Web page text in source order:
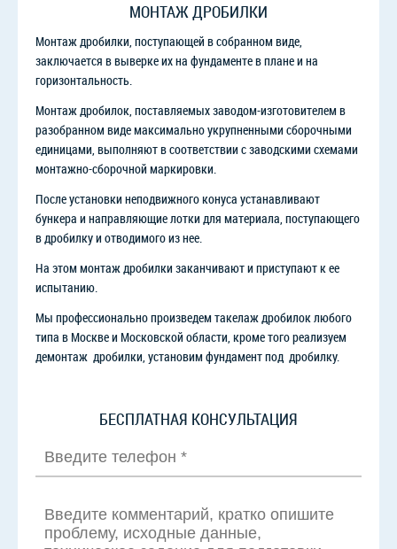
МОНТАЖ ДРОБИЛКИ
Монтаж дробилки, поступающей в собранном виде,
заключается в выверке их на фундаменте в плане и на
горизонтальность.
Монтаж дробилок, поставляемых заводом-изготовителем в
разобранном виде максимально укрупненными сборочными
единицами, выполняют в соответствии с заводскими схемами
монтажно-сборочной маркировки.
После установки неподвижного конуса устанавливают
бункера и направляющие лотки для материала, поступающего
в дробилку и отводимого из нее.
На этом монтаж дробилки заканчивают и приступают к ее
испытанию.
Мы профессионально произведем такелаж дробилок любого
типа в Москве и Московской области, кроме того реализуем
демонтаж дробилки, установим фундамент под дробилку.
БЕСПЛАТНАЯ КОНСУЛЬТАЦИЯ